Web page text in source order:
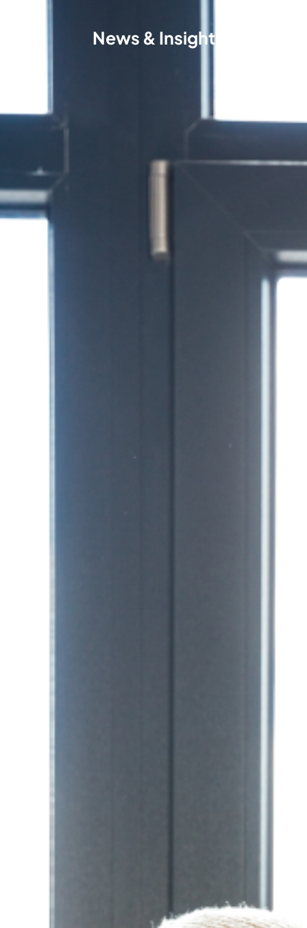
News & Insight